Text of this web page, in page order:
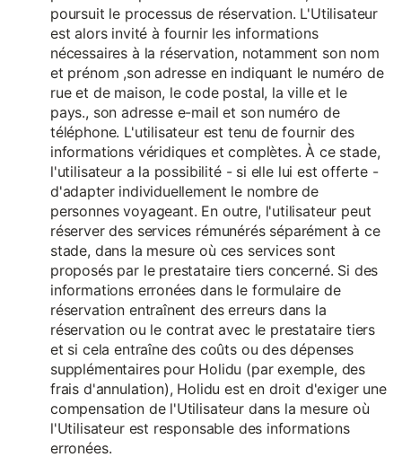
poursuit le processus de réservation. L'Utilisateur
est alors invité à fournir les informations
nécessaires à la réservation, notamment son nom
et prénom ,son adresse en indiquant le numéro de
rue et de maison, le code postal, la ville et le
pays., son adresse e-mail et son numéro de
téléphone. L'utilisateur est tenu de fournir des
informations véridiques et complètes. À ce stade,
l'utilisateur a la possibilité - si elle lui est offerte -
d'adapter individuellement le nombre de
personnes voyageant. En outre, l'utilisateur peut
réserver des services rémunérés séparément à ce
stade, dans la mesure où ces services sont
proposés par le prestataire tiers concerné. Si des
informations erronées dans le formulaire de
réservation entraînent des erreurs dans la
réservation ou le contrat avec le prestataire tiers
et si cela entraîne des coûts ou des dépenses
supplémentaires pour Holidu (par exemple, des
frais d'annulation), Holidu est en droit d'exiger une
compensation de l'Utilisateur dans la mesure où
l'Utilisateur est responsable des informations
erronées.